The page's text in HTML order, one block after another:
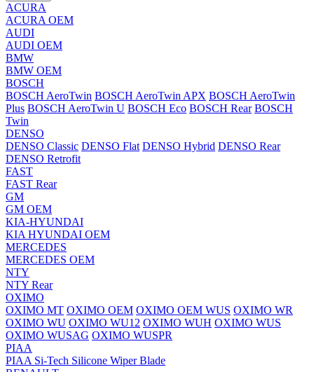
ACURA
ACURA OEM
AUDI
AUDI OEM
BMW
BMW OEM
BOSCH
BOSCH AeroTwin BOSCH AeroTwin APX BOSCH AeroTwin
Plus BOSCH AeroTwin U BOSCH Eco BOSCH Rear BOSCH
Twin
DENSO
DENSO Classic DENSO Flat DENSO Hybrid DENSO Rear
DENSO Retrofit
FAST
FAST Rear
GM
GM OEM
KIA-HYUNDAI
KIA HYUNDAI OEM
MERCEDES
MERCEDES OEM
NTY
NTY Rear
OXIMO
OXIMO MT OXIMO OEM OXIMO OEM WUS OXIMO WR
OXIMO WU OXIMO WU12 OXIMO WUH OXIMO WUS
OXIMO WUSAG OXIMO WUSPR
PIAA
PIAA Si-Tech Silicone Wiper Blade